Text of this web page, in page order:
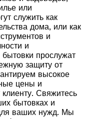
или
служить как
дома, или как
и
и
прослужат
защиту от
высокое
цены и
Свяжитесь
бытовках и
ваших нужд. Мы